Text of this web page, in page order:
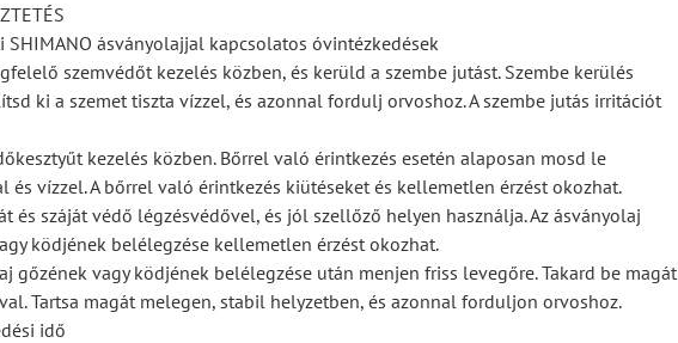
SHIMANO ásványolajjal kapcsolatos óvintézkedések
szemvédőt kezelés közben, és kerüld a szembe jutást. Szembe kerülés
ki a szemet tiszta vízzel, és azonnal fordulj orvoshoz. A szembe jutás irritációt
kezelés közben. Bőrrel való érintkezés esetén alaposan mosd le
és vízzel. A bőrrel való érintkezés kiütéseket és kellemetlen érzést okozhat.
és száját védő légzésvédővel, és jól szellőző helyen használja. Az ásványolaj
ködjének belélegzése kellemetlen érzést okozhat.
gőzének vagy ködjének belélegzése után menjen friss levegőre. Takard be magát
Tartsa magát melegen, stabil helyzetben, és azonnal forduljon orvoshoz.
idő